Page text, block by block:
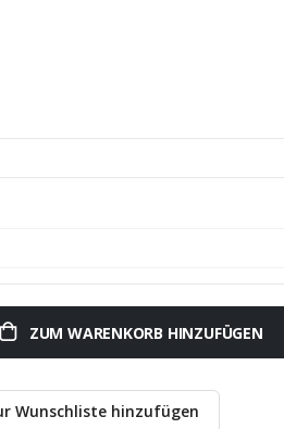
ZUM WARENKORB HINZUFÜGEN
Wunschliste hinzufügen